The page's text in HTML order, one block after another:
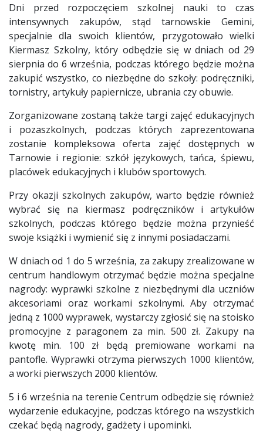
Dni przed rozpoczęciem szkolnej nauki to czas
intensywnych zakupów, stąd tarnowskie Gemini,
specjalnie dla swoich klientów, przygotowało wielki
Kiermasz Szkolny, który odbędzie się w dniach od 29
sierpnia do 6 września, podczas którego będzie można
zakupić wszystko, co niezbędne do szkoły: podręczniki,
tornistry, artykuły papiernicze, ubrania czy obuwie.
Zorganizowane zostaną także targi zajęć edukacyjnych
i pozaszkolnych, podczas których zaprezentowana
zostanie kompleksowa oferta zajęć dostępnych w
Tarnowie i regionie: szkół językowych, tańca, śpiewu,
placówek edukacyjnych i klubów sportowych.
Przy okazji szkolnych zakupów, warto będzie również
wybrać się na kiermasz podręczników i artykułów
szkolnych, podczas którego będzie można przynieść
swoje książki i wymienić się z innymi posiadaczami.
W dniach od 1 do 5 września, za zakupy zrealizowane w
centrum handlowym otrzymać będzie można specjalne
nagrody: wyprawki szkolne z niezbędnymi dla uczniów
akcesoriami oraz workami szkolnymi. Aby otrzymać
jedną z 1000 wyprawek, wystarczy zgłosić się na stoisko
promocyjne z paragonem za min. 500 zł. Zakupy na
kwotę min. 100 zł będą premiowane workami na
pantofle. Wyprawki otrzyma pierwszych 1000 klientów,
a worki pierwszych 2000 klientów.
5 i 6 września na terenie Centrum odbędzie się również
wydarzenie edukacyjne, podczas którego na wszystkich
czekać będą nagrody, gadżety i upominki.